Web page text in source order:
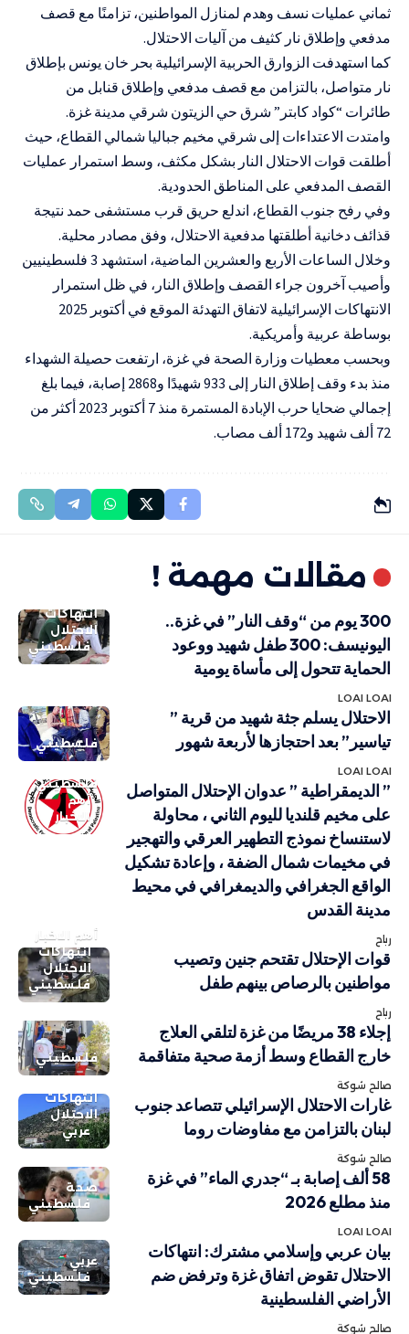
ثماني عمليات نسف وهدم لمنازل المواطنين، تزامنًا مع قصف
مدفعي وإطلاق نار كثيف من آليات الاحتلال.
كما استهدفت الزوارق الحربية الإسرائيلية بحر خان يونس بإطلاق
نار متواصل، بالتزامن مع قصف مدفعي وإطلاق قنابل من
طائرات “كواد كابتر” شرق حي الزيتون شرقي مدينة غزة.
وامتدت الاعتداءات إلى شرقي مخيم جباليا شمالي القطاع، حيث
أطلقت قوات الاحتلال النار بشكل مكثف، وسط استمرار عمليات
القصف المدفعي على المناطق الحدودية.
وفي رفح جنوب القطاع، اندلع حريق قرب مستشفى حمد نتيجة
قذائف دخانية أطلقتها مدفعية الاحتلال، وفق مصادر محلية.
وخلال الساعات الأربع والعشرين الماضية، استشهد 3 فلسطينيين
وأصيب آخرون جراء القصف وإطلاق النار، في ظل استمرار
الانتهاكات الإسرائيلية لاتفاق التهدئة الموقع في أكتوبر 2025
بوساطة عربية وأمريكية.
وبحسب معطيات وزارة الصحة في غزة، ارتفعت حصيلة الشهداء
منذ بدء وقف إطلاق النار إلى 933 شهيدًا و2868 إصابة، فيما بلغ
إجمالي ضحايا حرب الإبادة المستمرة منذ 7 أكتوبر 2023 أكثر من
72 ألف شهيد و172 ألف مصاب.
مقالات مهمة !
انتهاكات
الاحتلال
فلسطيني
300 يوم من “وقف النار” في غزة..
اليونيسف: 300 طفل شهيد ووعود
الحماية تتحول إلى مأساة يومية
LOAI LOAI
فلسطيني
الاحتلال يسلم جثة شهيد من قرية ”
تياسير” بعد احتجازها لأربعة شهور
LOAI LOAI
فلسطيني
أهم
الاخبار
” الديمقراطية ” عدوان الإحتلال المتواصل
على مخيم قلنديا لليوم الثاني ، محاولة
لاستنساخ نموذج التطهير العرقي والتهجير
في مخيمات شمال الضفة ، وإعادة تشكيل
الواقع الجغرافي والديمغرافي في محيط
مدينة القدس
رباح
أهم الاخبار
انتهاكات
الاحتلال
فلسطيني
قوات الإحتلال تقتحم جنين وتصيب
مواطنين بالرصاص بينهم طفل
رباح
فلسطيني
إجلاء 38 مريضًا من غزة لتلقي العلاج
خارج القطاع وسط أزمة صحية متفاقمة
صالح شوكة
انتهاكات
الاحتلال
عربي
غارات الاحتلال الإسرائيلي تتصاعد جنوب
لبنان بالتزامن مع مفاوضات روما
صالح شوكة
صحة
فلسطيني
58 ألف إصابة بـ “جدري الماء” في غزة
منذ مطلع 2026
LOAI LOAI
عربي
فلسطيني
بيان عربي وإسلامي مشترك: انتهاكات
الاحتلال تقوض اتفاق غزة وترفض ضم
الأراضي الفلسطينية
صالح شوكة